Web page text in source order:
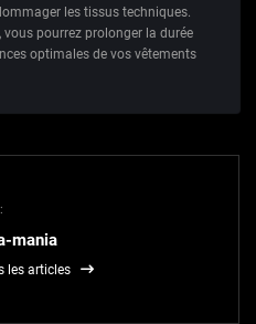
les tissus techniques.
pourrez prolonger la durée
optimales de vos vêtements
mania
les articles